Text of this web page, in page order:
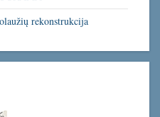
rekonstrukcija